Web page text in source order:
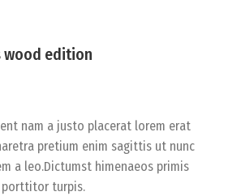
wood edition
nam a justo placerat lorem erat
pretium enim sagittis ut nunc
a leo.Dictumst himenaeos primis
turpis.